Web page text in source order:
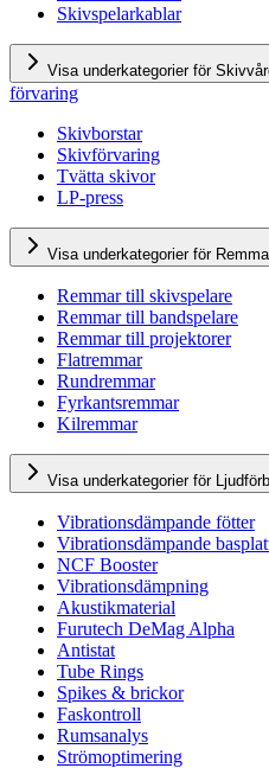
Skivspelarkablar
Visa underkategorier för
förvaring
Skivborstar
Skivförvaring
Tvätta skivor
LP-press
Visa underkategorier för
Remmar till skivspelare
Remmar till bandspelare
Remmar till projektorer
Flatremmar
Rundremmar
Fyrkantsremmar
Kilremmar
Visa underkategorier för
Vibrationsdämpande fötter
Vibrationsdämpande
NCF Booster
Vibrationsdämpning
Akustikmaterial
Furutech DeMag Alpha
Antistat
Tube Rings
Spikes & brickor
Faskontroll
Rumsanalys
Strömoptimering